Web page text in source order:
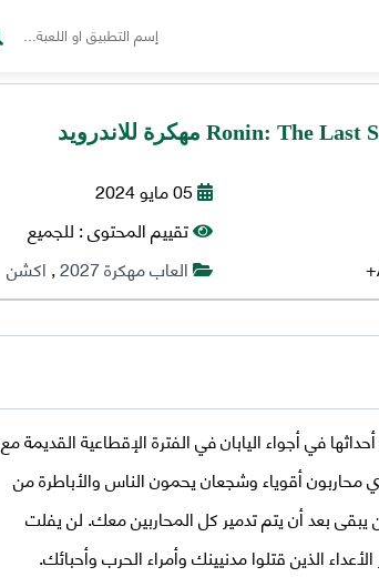
05 مايو 2024
تقييم المحتوى :للجميع
العاب مهكرة 2027
,اكشن
في أجواء اليابان في الفترة الإقطاعية القديمة مع
محاربون أقوياء وشجعان يحمون الناس والأباطرة من
بعد أن يتم تدمير كل المحاربين معك. لن يفلت
الذين قتلوا مدنيينك وأمراء الحرب وأحبائك.